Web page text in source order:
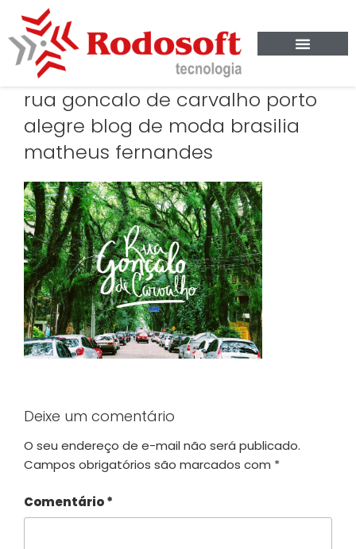
rua goncalo de carvalho porto
alegre blog de moda brasilia
matheus fernandes
Deixe um comentário
O seu endereço de e-mail não será publicado.
Campos obrigatórios são marcados com *
Comentário*